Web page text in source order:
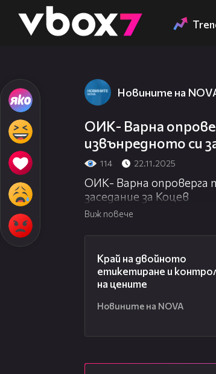
👾
Новините на
ОИК- Варна
извънредното си
114 22.11.2025
ОИК- Варна опроверга
заседание за Коцев
Виж повече
Край на двойното
етикетиране и
на цените
Новините на NOVA